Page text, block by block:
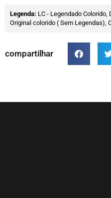
Legenda: LC - Legendado Colorido,
Original colorido ( Sem Legendas),
compartilhar